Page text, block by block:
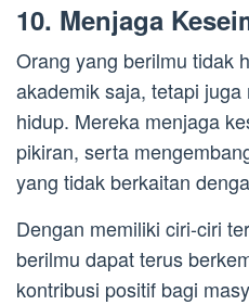
10. Menjaga
Orang yang berilmu tidak
akademik saja, tetapi
hidup. Mereka menjaga
pikiran, serta
yang tidak berkaitan
Dengan memiliki ciri-ciri
berilmu dapat terus
kontribusi positif bagi